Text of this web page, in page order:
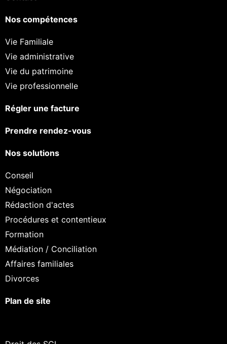
Nos compétences
Vie Familiale
Vie administrative
Vie du patrimoine
Vie professionnelle
Régler une facture
Prendre rendez-vous
Nos solutions
Conseil
Négociation
Rédaction d'actes
Procédures et contentieux
Formation
Médiation / Conciliation
Affaires familiales
Divorces
Plan de site